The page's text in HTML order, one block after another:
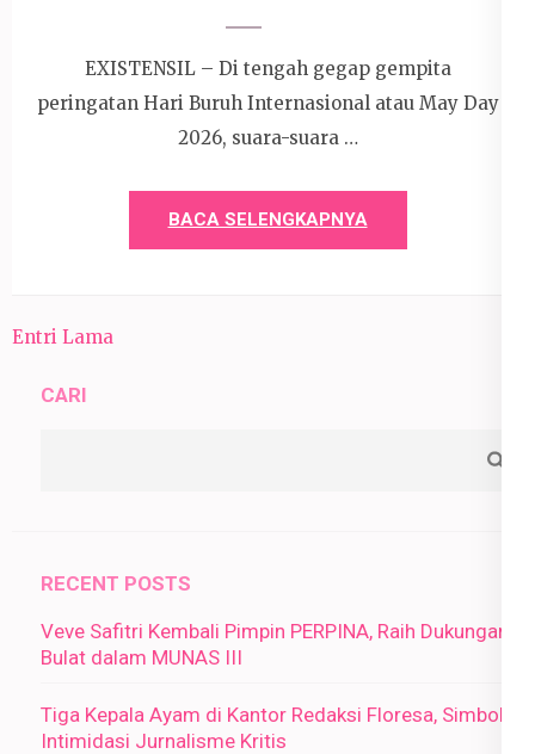
EXISTENSIL – Di tengah gegap gempita
peringatan Hari Buruh Internasional atau May Day
2026, suara-suara …
BACA SELENGKAPNYA
Entri Lama
CARI
RECENT POSTS
Veve Safitri Kembali Pimpin PERPINA, Raih Dukungan
Bulat dalam MUNAS III
Tiga Kepala Ayam di Kantor Redaksi Floresa, Simbol
Intimidasi Jurnalisme Kritis